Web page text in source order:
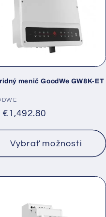
menič GoodWe GW8K-ET
€1,492.80
Vybrať možnosti